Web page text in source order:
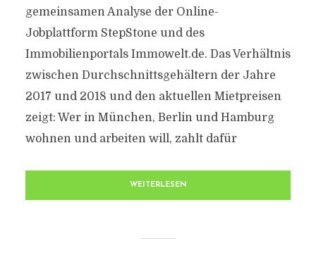
gemeinsamen Analyse der Online-
Jobplattform StepStone und des
Immobilienportals Immowelt.de. Das Verhältnis
zwischen Durchschnittsgehältern der Jahre
2017 und 2018 und den aktuellen Mietpreisen
zeigt: Wer in München, Berlin und Hamburg
wohnen und arbeiten will, zahlt dafür
WEITERLESEN